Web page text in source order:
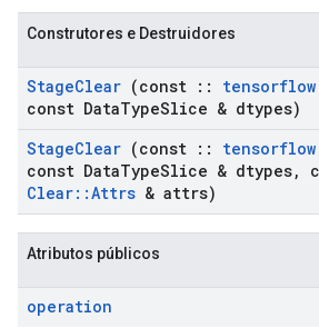
Construtores e Destruidores
StageClear (const :: tensorflow
const DataTypeSlice & dtypes)
StageClear (const :: tensorflow
const DataTypeSlice & dtypes,
Clear::Attrs & attrs)
Atributos públicos
operation